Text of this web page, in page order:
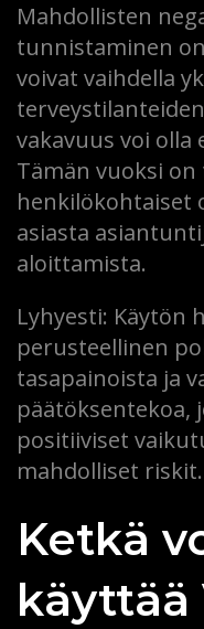
Mahdollisten
tunnistaminen
voivat vaihdella
vakavuus voi olla
Tämän vuoksi
henkilökohtaiset
asiasta
aloittamista.
Lyhyesti: Käytön
perusteellinen
tasapainoista ja
päätöksentekoa,
positiiviset
mahdolliset riskit.
Ketkä
käyttää